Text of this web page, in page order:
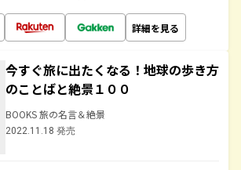
詳細を見る
今すぐ旅に出たくなる！地球の歩き方
のことばと絶景１００
BOOKS 旅の名言＆絶景
2022.11.18 発売